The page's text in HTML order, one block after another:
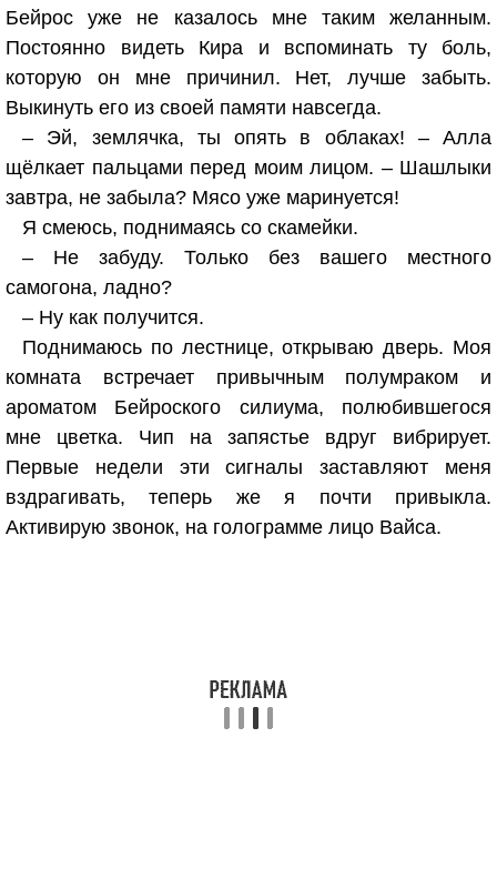
Бейрос уже не казалось мне таким желанным.
Постоянно видеть Кира и вспоминать ту боль,
которую он мне причинил. Нет, лучше забыть.
Выкинуть его из своей памяти навсегда.
– Эй, землячка, ты опять в облаках! – Алла
щёлкает пальцами перед моим лицом. – Шашлыки
завтра, не забыла? Мясо уже маринуется!
Я смеюсь, поднимаясь со скамейки.
– Не забуду. Только без вашего местного
самогона, ладно?
– Ну как получится.
Поднимаюсь по лестнице, открываю дверь. Моя
комната встречает привычным полумраком и
ароматом Бейроского силиума, полюбившегося
мне цветка. Чип на запястье вдруг вибрирует.
Первые недели эти сигналы заставляют меня
вздрагивать, теперь же я почти привыкла.
Активирую звонок, на голограмме лицо Вайса.